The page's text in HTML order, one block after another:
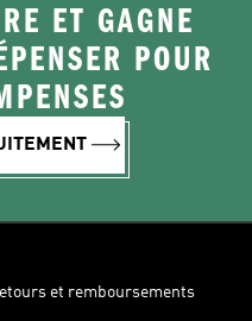
ET GAGNE
POUR
et remboursements